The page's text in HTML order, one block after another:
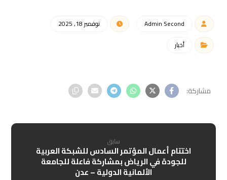
Admin Second
نوفمبر 18, 2025
أخبار
سابق
اختتام أعمال المؤتمر السادس للشبكة العربية
للجودة في الرياض بمشاركة فاعلة للجامعة
الألمانية الدولية – عدن